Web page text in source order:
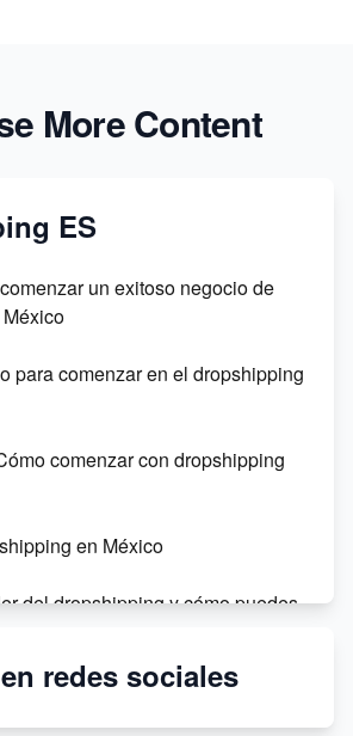
More Content
ES
un exitoso negocio de
para comenzar en el dropshipping
comenzar con dropshipping
en México
del dropshipping y cómo puedes
dropshipping en Chile sin
redes sociales